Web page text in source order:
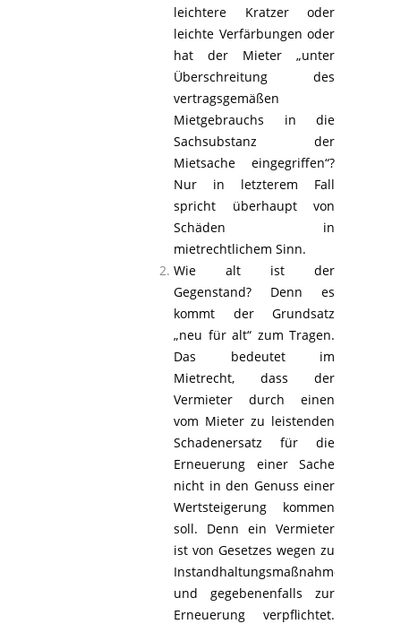
leichtere Kratzer oder
leichte Verfärbungen oder
hat der Mieter „unter
Überschreitung des
vertragsgemäßen
Mietgebrauchs in die
Sachsubstanz der
Mietsache eingegriffen“?
Nur in letzterem Fall
spricht überhaupt von
Schäden in
mietrechtlichem Sinn.
Wie alt ist der
Gegenstand? Denn es
kommt der Grundsatz
„neu für alt“ zum Tragen.
Das bedeutet im
Mietrecht, dass der
Vermieter durch einen
vom Mieter zu leistenden
Schadenersatz für die
Erneuerung einer Sache
nicht in den Genuss einer
Wertsteigerung kommen
soll. Denn ein Vermieter
ist von Gesetzes wegen zu
Instandhaltungsmaßnahmen
und gegebenenfalls zur
Erneuerung verpflichtet.